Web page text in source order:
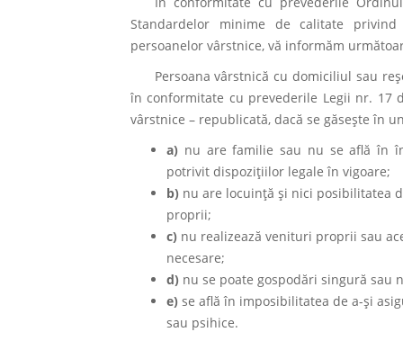
Standardelor minime de calitate
persoanelor vârstnice, vă informăm
Persoana vârstnică cu domiciliul sau
în conformitate cu prevederile Legii nr. 17
vârstnice – republicată, dacă se găseşte în
a) nu are familie sau nu se află în
potrivit dispoziţiilor legale în vigoare;
b) nu are locuinţă şi nici posibilitatea
proprii;
c) nu realizează venituri proprii sau
necesare;
d) nu se poate gospodări singură sau
e) se află în imposibilitatea de a-şi
sau psihice.